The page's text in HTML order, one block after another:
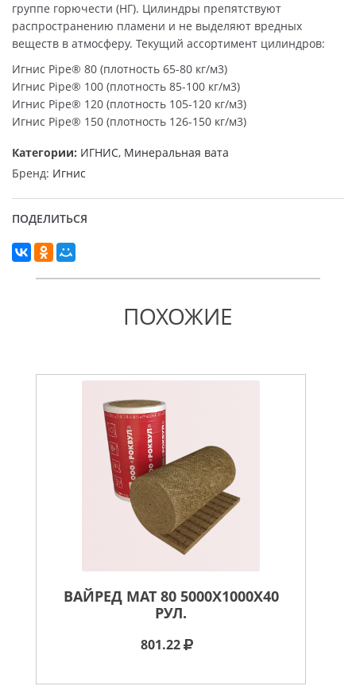
группе горючести (НГ). Цилиндры препятствуют
распространению пламени и не выделяют вредных
веществ в атмосферу. Текущий ассортимент цилиндров:
Игнис Pipe® 80 (плотность 65-80 кг/м3)
Игнис Pipe® 100 (плотность 85-100 кг/м3)
Игнис Pipe® 120 (плотность 105-120 кг/м3)
Игнис Pipe® 150 (плотность 126-150 кг/м3)
Категории: ИГНИС, Минеральная вата
Бренд: Игнис
ПОДЕЛИТЬСЯ
ПОХОЖИЕ
ВАЙРЕД МАТ 80 5000X1000X40
РУЛ.
801.22